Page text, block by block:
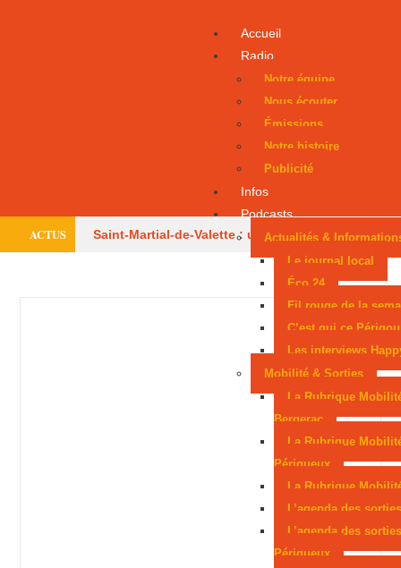
Accueil
Radio
Notre équipe
Nous écouter
Émissions
Notre histoire
Publicité
Infos
Podcasts
Actualités &
Le journal local
Éco 24
Fil rouge de la
C’est qui ce
Les interviews
Mobilité & Sorties
La Rubrique
Bergerac
La Rubrique
Périgueux
La Rubrique
L’agenda des
L’agenda des sorties
Périgueux
ACTUS Saint-Martial-de-Valette : un adolescent évacué
Périgueux donne la parole
après une tentative d’incendie Un Périgourdin